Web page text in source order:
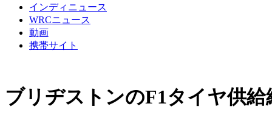
インディニュース
WRCニュース
動画
携帯サイト
ブリヂストンのF1タイヤ供